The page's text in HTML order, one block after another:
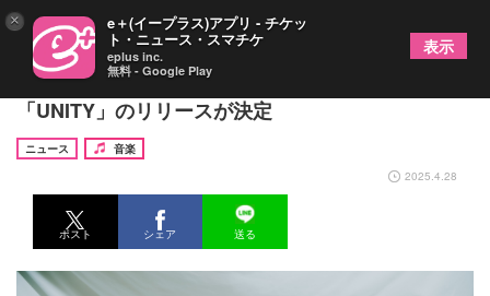
レトロリロン、5月にメジャーデビューシングル
「UNITY」のリリースが決定
ニュース
音楽
2025.4.28
ポスト シェア 送る
× e＋(イープラス)アプリ - チケッ
ト・ニュース・スマチケ
eplus inc.
無料 - Google Play
表示